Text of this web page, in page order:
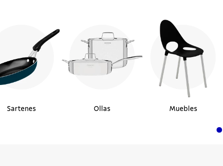
Sartenes Ollas Muebles